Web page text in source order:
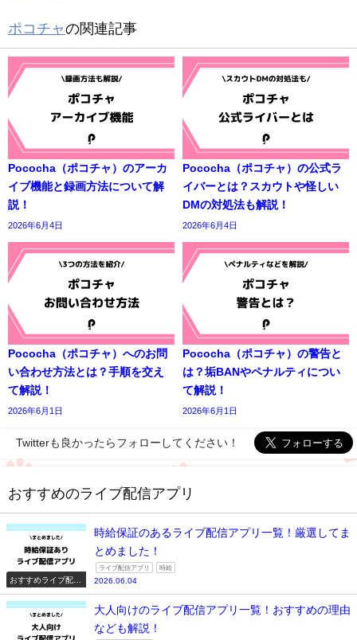
ポコチャの関連記事
Pococha（ポコチャ）のアーカ
イブ機能と録画方法について解
説！
2026年6月4日
Pococha（ポコチャ）の公式ラ
イバーとは？スカウトや怪しい
DMの対処法も解説！
2026年6月4日
Pococha（ポコチャ）へのお問
い合わせ方法とは？手順を交え
て解説！
2026年6月1日
Pococha（ポコチャ）の警告と
は？垢BANやペナルティについ
て解説！
2026年6月1日
Twitterも良かったらフォローしてください！
おすすめのライブ配信アプリ
おすすめライブ配信
アプリ一覧
時給保証のあるライブ配信アプリ一覧！厳選してま
とめました！
ライブ配信アプリ 時給
2026.06.04
大人向けのライブ配信アプリ一覧！おすすめの理由
なども解説！